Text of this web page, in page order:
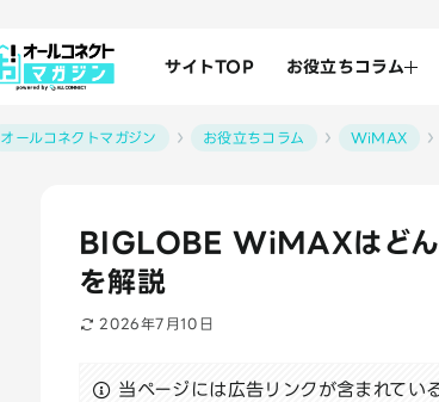
サイトTOP お役立ちコラム
オールコネクトマガジン お役立ちコラム WiMAX
BIGLOBE WiMAXはどん
を解説
2026年7月10日
当ページには広告リンクが含まれてい